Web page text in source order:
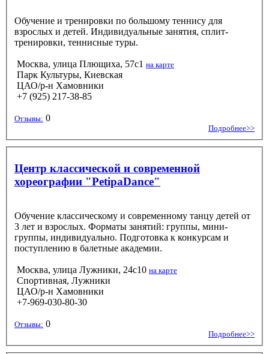
Обучение и тренировки по большому теннису для
взрослых и детей. Индивидуальные занятия, сплит-
тренировки, теннисные туры.
Москва, улица Плющиха, 57с1 на карте
Парк Культуры, Киевская
ЦАО/р-н Хамовники
+7 (925) 217-38-85
Отзывы: 0
Подробнее>>
Центр классической и современной
хореографии "PetipaDance"
Обучение классическому и современному танцу детей от
3 лет и взрослых. Форматы занятий: группы, мини-
группы, индивидуально. Подготовка к конкурсам и
поступлению в балетные академии.
Москва, улица Лужники, 24с10 на карте
Спортивная, Лужники
ЦАО/р-н Хамовники
+7-969-030-80-30
Отзывы: 0
Подробнее>>